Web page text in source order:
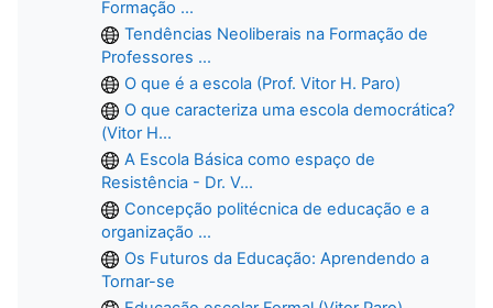
Formação ...
Tendências Neoliberais na Formação de
Professores ...
O que é a escola (Prof. Vitor H. Paro)
O que caracteriza uma escola democrática?
(Vitor H...
A Escola Básica como espaço de
Resistência - Dr. V...
Concepção politécnica de educação e a
organização ...
Os Futuros da Educação: Aprendendo a
Tornar-se